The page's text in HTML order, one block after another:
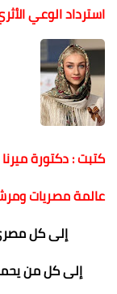
استرداد الوعي
كتبت : دكتورة
عالمة مصريات
إلى كل
إلى كل من